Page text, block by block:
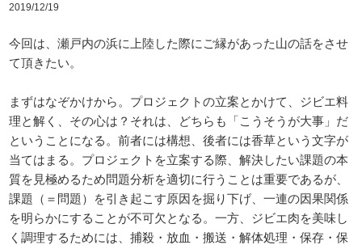
2019/12/19
今回は、瀬戸内の浜に上陸した際にご縁があった山の話をさせ
て頂きたい。
まずはなぞかけから。プロジェクトの立案とかけて、ジビエ料
理と解く、その心は？それは、どちらも「こうそうが大事」だ
ということになる。前者には構想、後者には香草という文字が
当てはまる。プロジェクトを立案する際、解決したい課題の本
質を見極めるため問題分析を適切に行うことは重要であるが、
課題（＝問題）を引き起こす原因を掘り下げ、一連の因果関係
を明らかにすることが不可欠となる。一方、ジビエ肉を美味し
く調理するためには、捕殺・放血・搬送・解体処理・保存・保